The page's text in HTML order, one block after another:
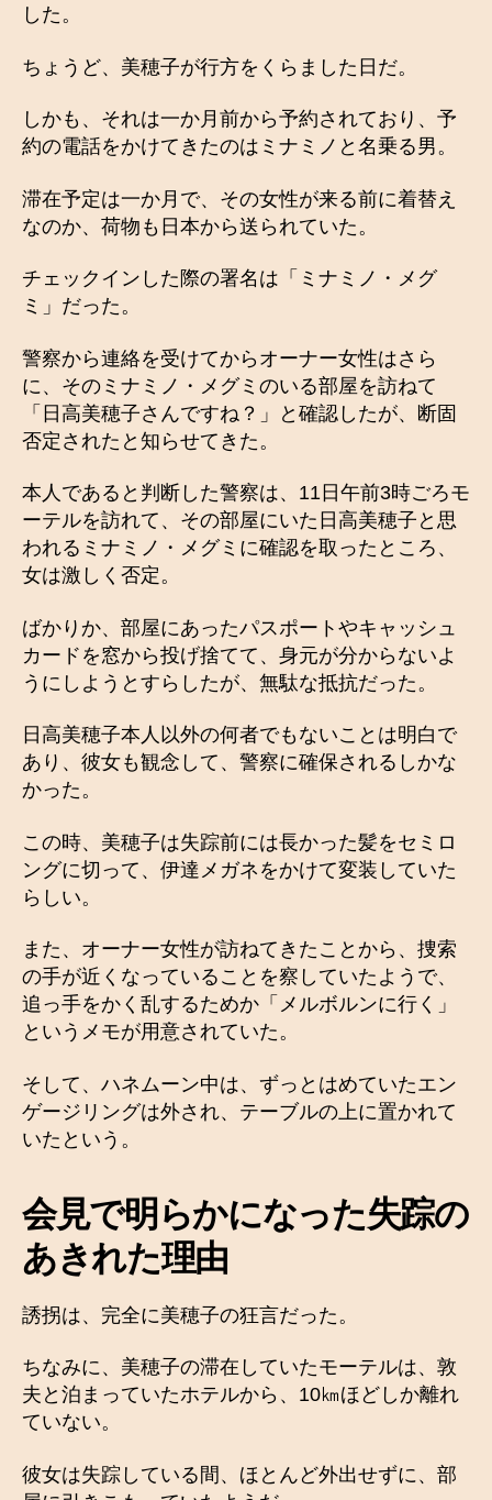
した。
ちょうど、美穂子が行方をくらました日だ。
しかも、それは一か月前から予約されており、予
約の電話をかけてきたのはミナミノと名乗る男。
滞在予定は一か月で、その女性が来る前に着替え
なのか、荷物も日本から送られていた。
チェックインした際の署名は「ミナミノ・メグ
ミ」だった。
警察から連絡を受けてからオーナー女性はさら
に、そのミナミノ・メグミのいる部屋を訪ねて
「日高美穂子さんですね？」と確認したが、断固
否定されたと知らせてきた。
本人であると判断した警察は、11日午前3時ごろモ
ーテルを訪れて、その部屋にいた日高美穂子と思
われるミナミノ・メグミに確認を取ったところ、
女は激しく否定。
ばかりか、部屋にあったパスポートやキャッシュ
カードを窓から投げ捨てて、身元が分からないよ
うにしようとすらしたが、無駄な抵抗だった。
日高美穂子本人以外の何者でもないことは明白で
あり、彼女も観念して、警察に確保されるしかな
かった。
この時、美穂子は失踪前には長かった髪をセミロ
ングに切って、伊達メガネをかけて変装していた
らしい。
また、オーナー女性が訪ねてきたことから、捜索
の手が近くなっていることを察していたようで、
追っ手をかく乱するためか「メルボルンに行く」
というメモが用意されていた。
そして、ハネムーン中は、ずっとはめていたエン
ゲージリングは外され、テーブルの上に置かれて
いたという。
会見で明らかになった失踪の
あきれた理由
誘拐は、完全に美穂子の狂言だった。
ちなみに、美穂子の滞在していたモーテルは、敦
夫と泊まっていたホテルから、10㎞ほどしか離れ
ていない。
彼女は失踪している間、ほとんど外出せずに、部